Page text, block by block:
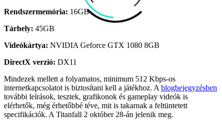
Rendszermemória: 16GB
Tárhely: 45GB
Videókártya: NVIDIA Geforce GTX 1080 8GB
DirectX verzió: DX11
Mindezek mellett a folyamatos, minimum 512 Kbps-os
internetkapcsolatot is biztosítani kell a játékhoz. A blogbejegyzésben
további leírások, tesztek, grafikonok és gameplay videók is
elérhetők, még érhetőbbé téve, mit is takarnak a feltüntetett
specifikációk. A Titanfall 2 október 28-án jelenik meg.